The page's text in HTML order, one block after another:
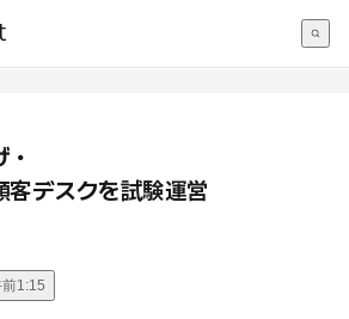
客デスクを試験運営
1:15